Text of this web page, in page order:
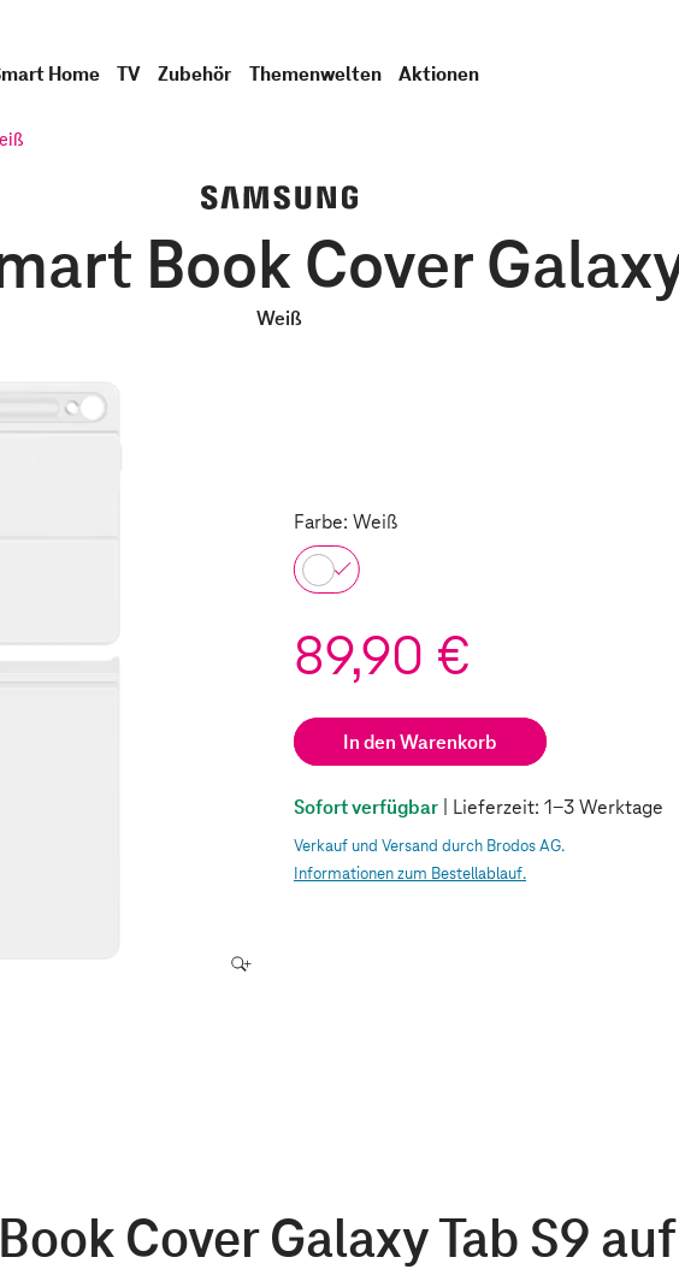
Home TV Zubehör Themenwelten Aktionen
Book Cover
Weiß
Farbe: Weiß
89,90 €
In den Warenkorb
Sofort verfügbar | Lieferzeit: 1-3 Werktage
Verkauf und Versand durch Brodos AG.
Informationen zum Bestellablauf.
Cover Galaxy Tab S9